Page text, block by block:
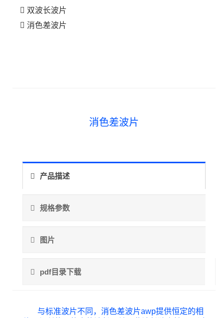
双波长波片
消色差波片
消色差波片
产品描述
规格参数
图片
pdf目录下载
与标准波片不同，消色差波片awp提供恒定的相